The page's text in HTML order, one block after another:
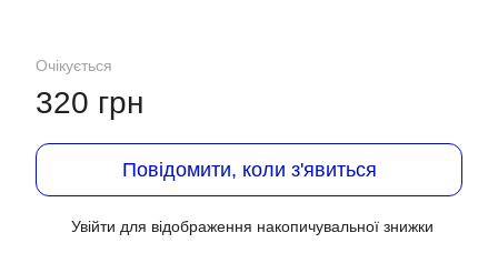
Очікується
320 грн
Повідомити, коли з'явиться
Увійти для відображення накопичувальної знижки